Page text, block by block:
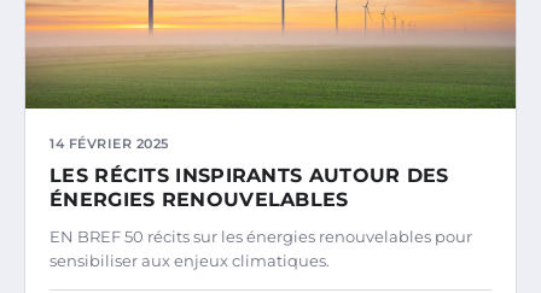
14 FÉVRIER 2025
LES RÉCITS INSPIRANTS AUTOUR DES
ÉNERGIES RENOUVELABLES
EN BREF 50 récits sur les énergies renouvelables pour
sensibiliser aux enjeux climatiques.